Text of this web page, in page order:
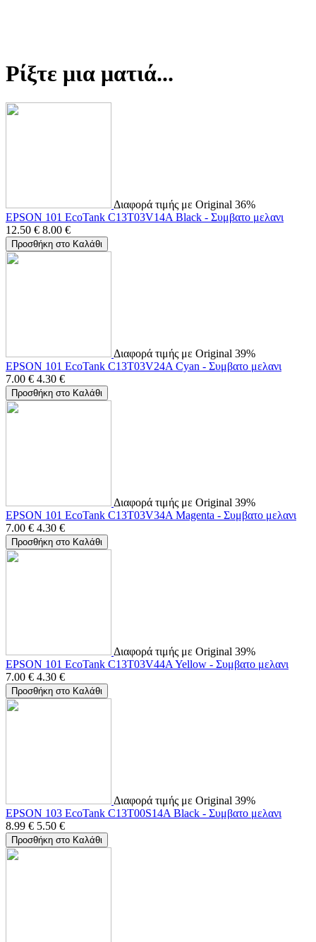
Ρίξτε μια ματιά...
Διαφορά τιμής με Original 36%
EPSON 101 EcoTank C13T03V14A Black - Συμβατο μελανι
12.50 € 8.00 €
Προσθήκη στο Καλάθι
Διαφορά τιμής με Original 39%
EPSON 101 EcoTank C13T03V24A Cyan - Συμβατο μελανι
7.00 € 4.30 €
Προσθήκη στο Καλάθι
Διαφορά τιμής με Original 39%
EPSON 101 EcoTank C13T03V34A Magenta - Συμβατο μελανι
7.00 € 4.30 €
Προσθήκη στο Καλάθι
Διαφορά τιμής με Original 39%
EPSON 101 EcoTank C13T03V44A Yellow - Συμβατο μελανι
7.00 € 4.30 €
Προσθήκη στο Καλάθι
Διαφορά τιμής με Original 39%
EPSON 103 EcoTank C13T00S14A Black - Συμβατο μελανι
8.99 € 5.50 €
Προσθήκη στο Καλάθι